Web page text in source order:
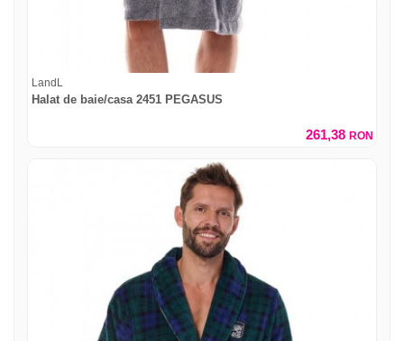
LandL
Halat de baie/casa 2451 PEGASUS
261,38 RON